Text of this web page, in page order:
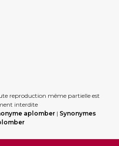
reproduction même partielle est
interdite
aplomber | Synonymes